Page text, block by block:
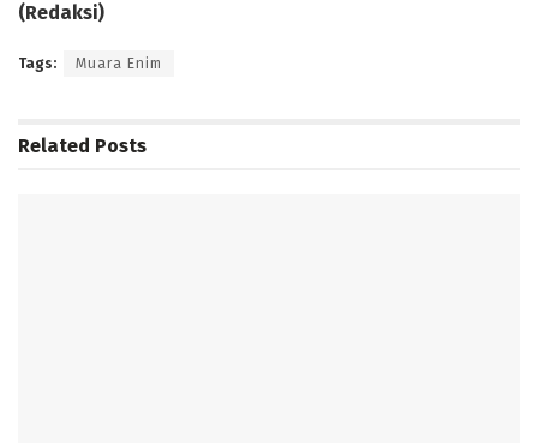
(Redaksi)
Tags: Muara Enim
Related Posts